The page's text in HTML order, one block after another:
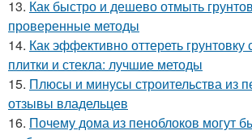
13. Как быстро и дешево отмыть
проверенные методы
14. Как эффективно оттереть грунтовку
плитки и стекла: лучшие методы
15. Плюсы и минусы строительства из
отзывы владельцев
16. Почему дома из пеноблоков могут